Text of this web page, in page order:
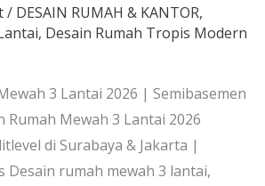
/ DESAIN RUMAH & KANTOR,
, Desain Rumah Tropis Modern
3 Lantai 2026 | Semibasemen
Rumah Mewah 3 Lantai 2026
di Surabaya & Jakarta |
Desain rumah mewah 3 lantai,